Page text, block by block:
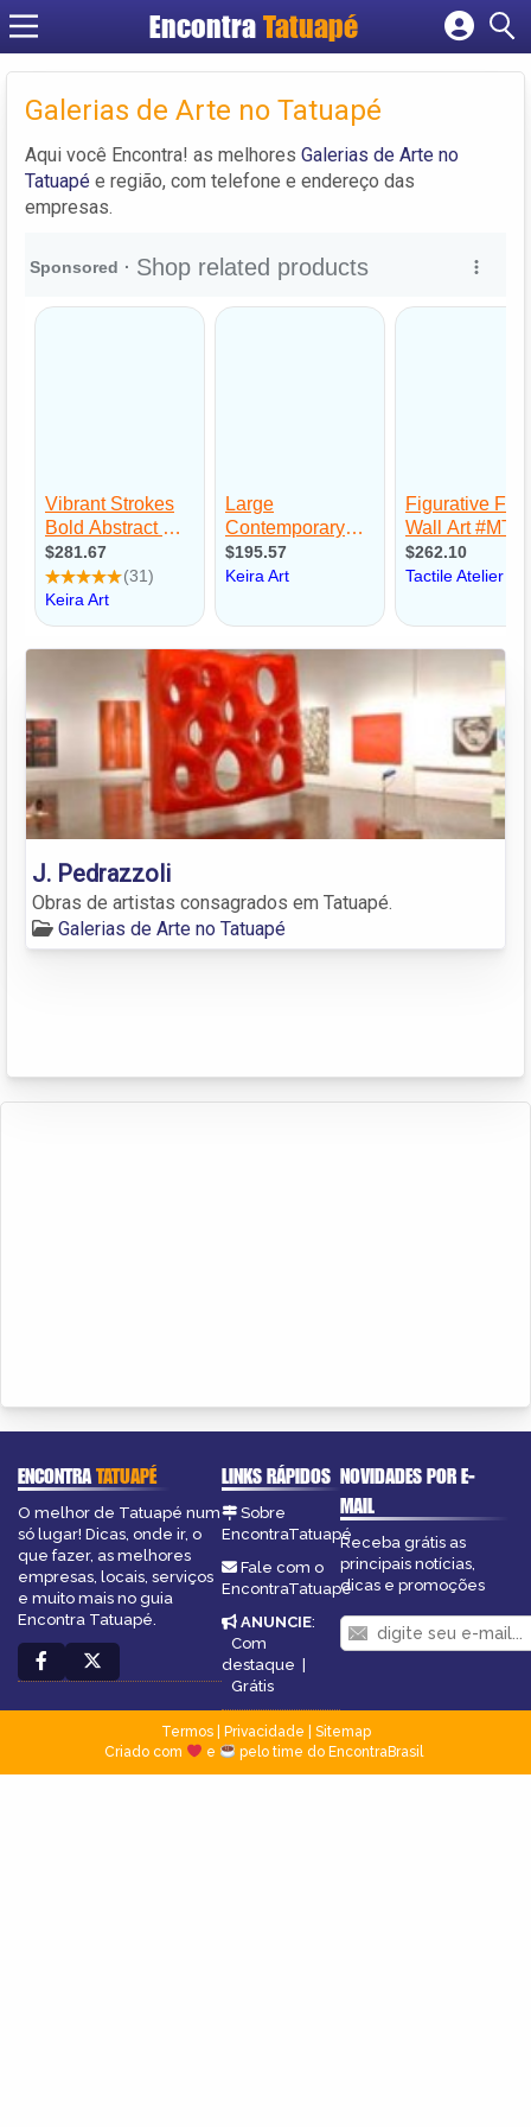
EncontraTatuapé
Cadastrar empresa
Criar conta
Galerias de Arte no Tatuapé
Aqui você Encontra! as melhores Galerias de Arte no
Tatuapé e região, com telefone e endereço das
empresas.
J. Pedrazzoli
Obras de artistas consagrados em Tatuapé.
Galerias de Arte no Tatuapé
ENCONTRATATUAPÉ
O melhor de Tatuapé num
só lugar! Dicas, onde ir, o
que fazer, as melhores
empresas, locais, serviços
e muito mais no guia
Encontra Tatuapé.
LINKS RÁPIDOS
Sobre
EncontraTatuapé
Fale com o
EncontraTatuapé
ANUNCIE:
Com
destaque |
Grátis
NOVIDADES POR E-
MAIL
Receba grátis as
principais notícias,
dicas e promoções
Termos| Privacidade
Sitemap
Criado com
e pelo time do EncontraBrasil